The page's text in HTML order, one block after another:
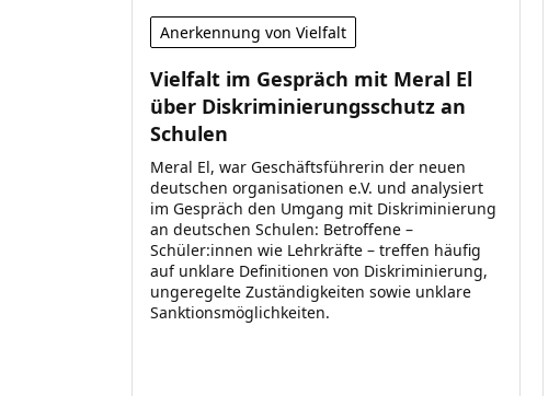
Anerkennung von Vielfalt
Vielfalt im Gespräch mit Meral El
über Diskriminierungsschutz an
Schulen
Meral El, war Geschäftsführerin der neuen
deutschen organisationen e.V. und analysiert
im Gespräch den Umgang mit Diskriminierung
an deutschen Schulen: Betroffene –
Schüler:innen wie Lehrkräfte – treffen häufig
auf unklare Definitionen von Diskriminierung,
ungeregelte Zuständigkeiten sowie unklare
Sanktionsmöglichkeiten.